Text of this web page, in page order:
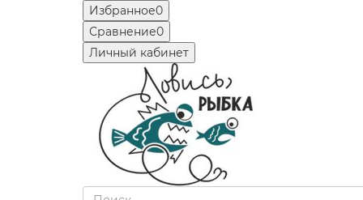
Избранное0
Сравнение0
Личный кабинет